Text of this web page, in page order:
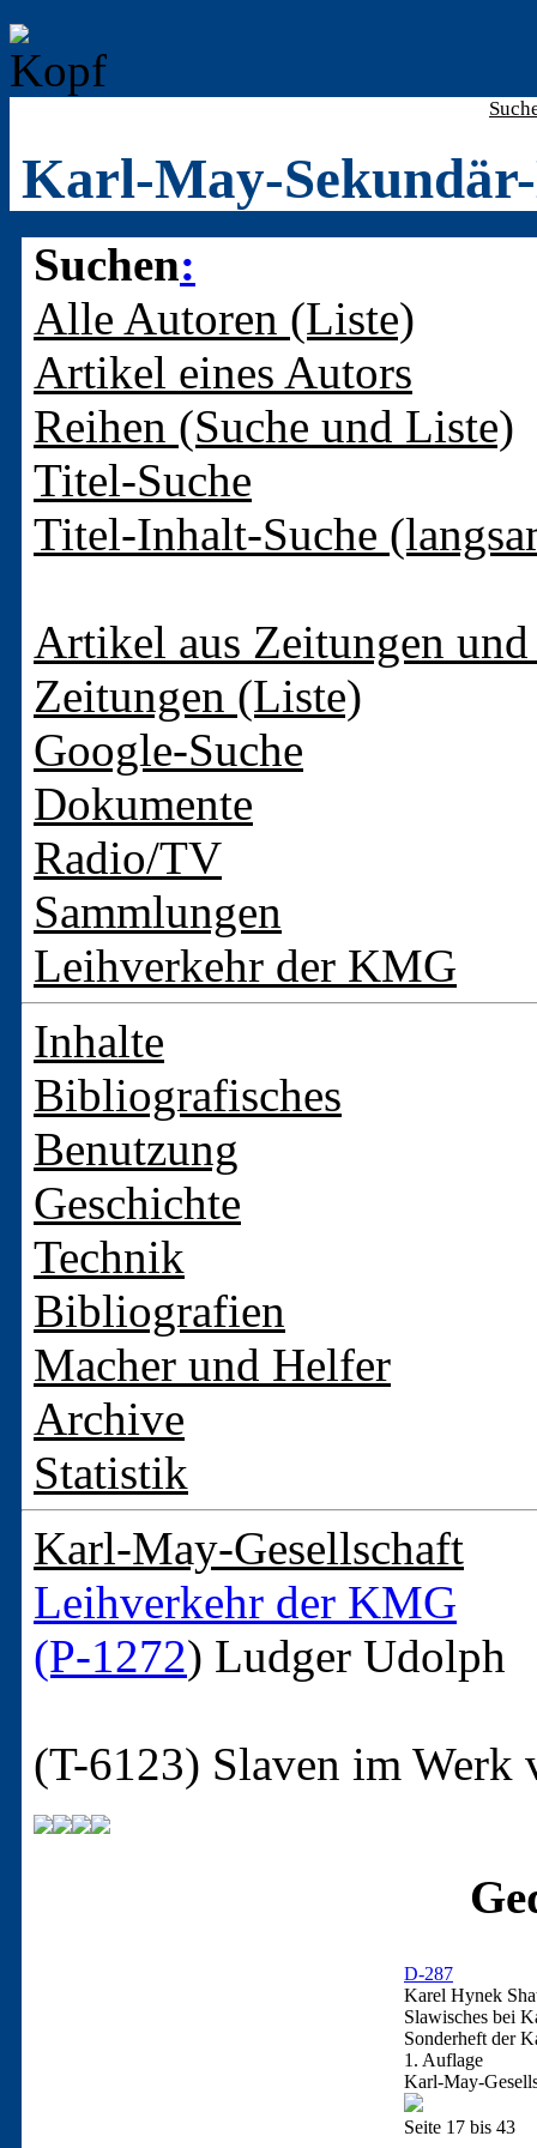
Karl-May-
Suchen:
Alle Autoren (Liste)
Artikel eines Autors
Reihen (Suche und Liste)
Titel-Suche
Titel-Inhalt-Suche
Artikel aus Zeitungen
Zeitungen (Liste)
Google-Suche
Dokumente
Radio/TV
Sammlungen
Leihverkehr der KMG
Inhalte
Bibliografisches
Benutzung
Geschichte
Technik
Bibliografien
Macher und Helfer
Archive
Statistik
Karl-May-Gesellschaft
Leihverkehr der KMG
(P-1272) Ludger Udolph
(T-6123) Slaven im
D-287
Karel Hynek
Slawisches bei
Sonderheft der
1. Auflage
Karl-May-
Seite 17 bis 43